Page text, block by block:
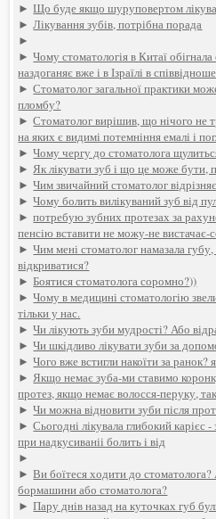
►Що буде якщо шуруповертом
►Лікування зубів, потрібна порада
►
►Чому стоматологія в Китаї
наздоганяє вже і в Ізраїлі в
►Стоматолог загальної практики
пломбу?
►Стоматолог вирішив, що нічого не
на яких є видимі потемніння емалі і
►Чому чергу до стоматолога
►Як лікувати зуб і що це може
►Чим звичайний стоматолог
►Чому болить вилікуваний зуб від
►потребую зубних протезах за
пенсію вставити не можу-не вистачає-
►Чим мені стоматолог намазала
відкриватися?
►Боятися стоматолога соромно?))
►Чому в медицині стоматологію
тільки у нас.
►Чи лікують зуби мудрості? Або
►Чи шкідливо лікувати зуби за
►Чого вже встигли накоїти за
►Якщо немає зуба-ми ставимо
протез, якщо немає волосся-перуку,
►Чи можна відновити зуби після
►Сьогодні лікувала глибокий карієс
при надкусиваніі болить і від
►
►Ви боїтеся ходити до
бормашини або стоматолога?
►Пару днів назад на куточках губ